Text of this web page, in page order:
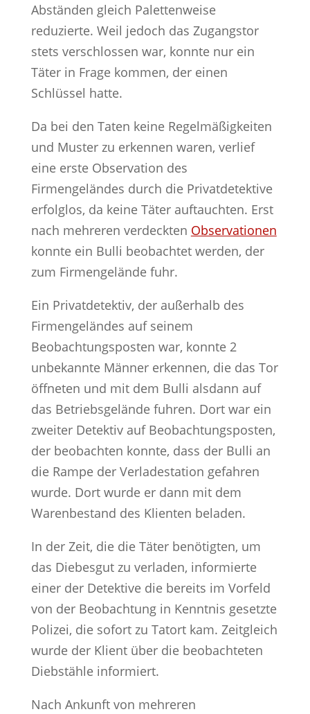
Abständen gleich Palettenweise
reduzierte. Weil jedoch das Zugangstor
stets verschlossen war, konnte nur ein
Täter in Frage kommen, der einen
Schlüssel hatte.
Da bei den Taten keine Regelmäßigkeiten
und Muster zu erkennen waren, verlief
eine erste Observation des
Firmengeländes durch die Privatdetektive
erfolglos, da keine Täter auftauchten. Erst
nach mehreren verdeckten Observationen
konnte ein Bulli beobachtet werden, der
zum Firmengelände fuhr.
Ein Privatdetektiv, der außerhalb des
Firmengeländes auf seinem
Beobachtungsposten war, konnte 2
unbekannte Männer erkennen, die das Tor
öffneten und mit dem Bulli alsdann auf
das Betriebsgelände fuhren. Dort war ein
zweiter Detektiv auf Beobachtungsposten,
der beobachten konnte, dass der Bulli an
die Rampe der Verladestation gefahren
wurde. Dort wurde er dann mit dem
Warenbestand des Klienten beladen.
In der Zeit, die die Täter benötigten, um
das Diebesgut zu verladen, informierte
einer der Detektive die bereits im Vorfeld
von der Beobachtung in Kenntnis gesetzte
Polizei, die sofort zu Tatort kam. Zeitgleich
wurde der Klient über die beobachteten
Diebstähle informiert.
Nach Ankunft von mehreren